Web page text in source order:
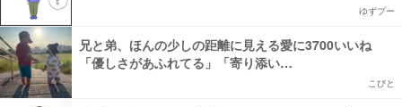
ゆずプー
兄と弟、ほんの少しの距離に見える愛に3700いいね
「優しさがあふれてる」「寄り添い…
こびと